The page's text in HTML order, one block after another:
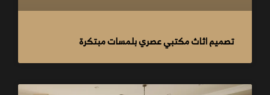
تصميم اثاث مكتبي عصري بلمسات مبتكرة